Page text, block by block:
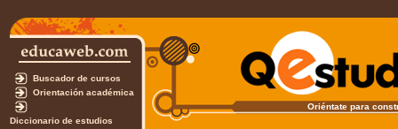
Buscador de cursos
Orientación académica
Diccionario de estudios
Oriéntate para